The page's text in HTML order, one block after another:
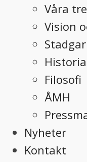
Våra
Vision
Stadgar
Historia
Filosofi
ÅMH
Nyheter
Kontakt